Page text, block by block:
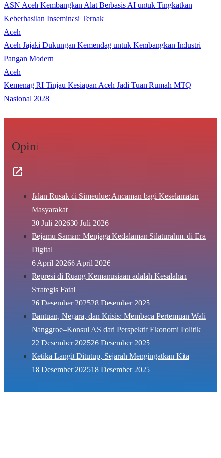
ASN Aceh Kembangkan Alat Berbasis AI untuk Tingkatkan
Keberhasilan Inseminasi Ternak
Aceh
Aceh Jajaki Dukungan Kemendag untuk Kembangkan Industri
Pangan Modern
Aceh
Kemenag RI Tinjau Kesiapan Aceh Jadi Tuan Rumah MTQ
Nasional 2028
Opini
Jalan Rusak di Simeulue: Ancaman bagi Keselamatan
Masyarakat
30 Juli 202630 Juli 2026
Bejamu Saman: Menjaga Kedalaman Silaturahmi di Era
Digital
6 April 20266 April 2026
Represi di Ruang Kemanusiaan adalah Kesalahan
Strategis Fatal
26 Desember 202528 Desember 2025
Bantuan, Negara, dan Krisis: Membaca Pertemuan Wali
Nanggroe–Konsul AS dari Perspektif Ekonomi Politik
22 Desember 202526 Desember 2025
Ketika Langit Ditutup, Sejarah Mengingatkan Kita
18 Desember 202518 Desember 2025